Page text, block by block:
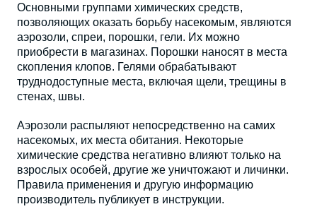
Основными группами химических средств,
позволяющих оказать борьбу насекомым, являются
аэрозоли, спреи, порошки, гели. Их можно
приобрести в магазинах. Порошки наносят в места
скопления клопов. Гелями обрабатывают
труднодоступные места, включая щели, трещины в
стенах, швы.
Аэрозоли распыляют непосредственно на самих
насекомых, их места обитания. Некоторые
химические средства негативно влияют только на
взрослых особей, другие же уничтожают и личинки.
Правила применения и другую информацию
производитель публикует в инструкции.